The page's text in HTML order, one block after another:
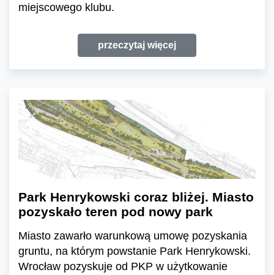
miejscowego klubu.
przeczytaj więcej
Park Henrykowski coraz bliżej. Miasto
pozyskało teren pod nowy park
Miasto zawarło warunkową umowę pozyskania
gruntu, na którym powstanie Park Henrykowski.
Wrocław pozyskuje od PKP w użytkowanie